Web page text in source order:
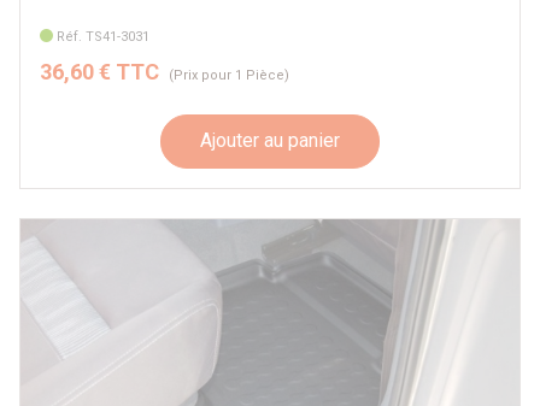
Réf. TS41-3031
36,60 € TTC (Prix pour 1 Pièce)
Ajouter au panier